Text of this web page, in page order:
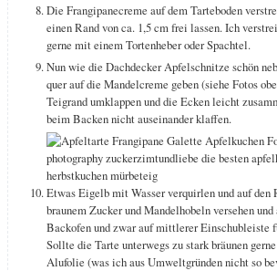
Die Frangipanecreme auf dem Tarteboden
einen Rand von ca. 1,5 cm frei lassen. Ich
gerne mit einem Tortenheber oder Spachtel.
Nun wie die Dachdecker Apfelschnitze schön
quer auf die Mandelcreme geben (siehe Fotos
Teigrand umklappen und die Ecken leicht
beim Backen nicht auseinander klaffen.
Etwas Eigelb mit Wasser verquirlen und auf den
braunem Zucker und Mandelhobeln versehen
Backofen und zwar auf mittlerer Einschubleiste
Sollte die Tarte unterwegs zu stark bräunen
Alufolie (was ich aus Umweltgründen nicht so